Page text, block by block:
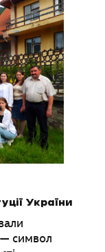
України
символ